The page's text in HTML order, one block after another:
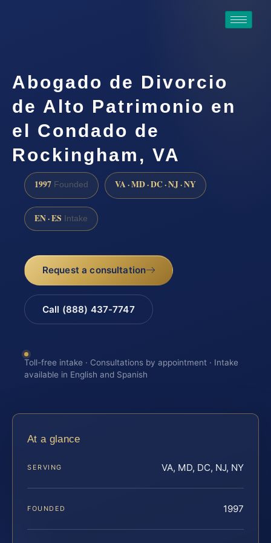
Abogado de Divorcio
de Alto Patrimonio en
el Condado de
Rockingham, VA
1997 Founded VA · MD · DC · NJ · NY
EN · ES Intake
Request a consultation
Call (888) 437-7747
Toll-free intake · Consultations by appointment · Intake
available in English and Spanish
At a glance
SERVING VA, MD, DC, NJ, NY
FOUNDED 1997